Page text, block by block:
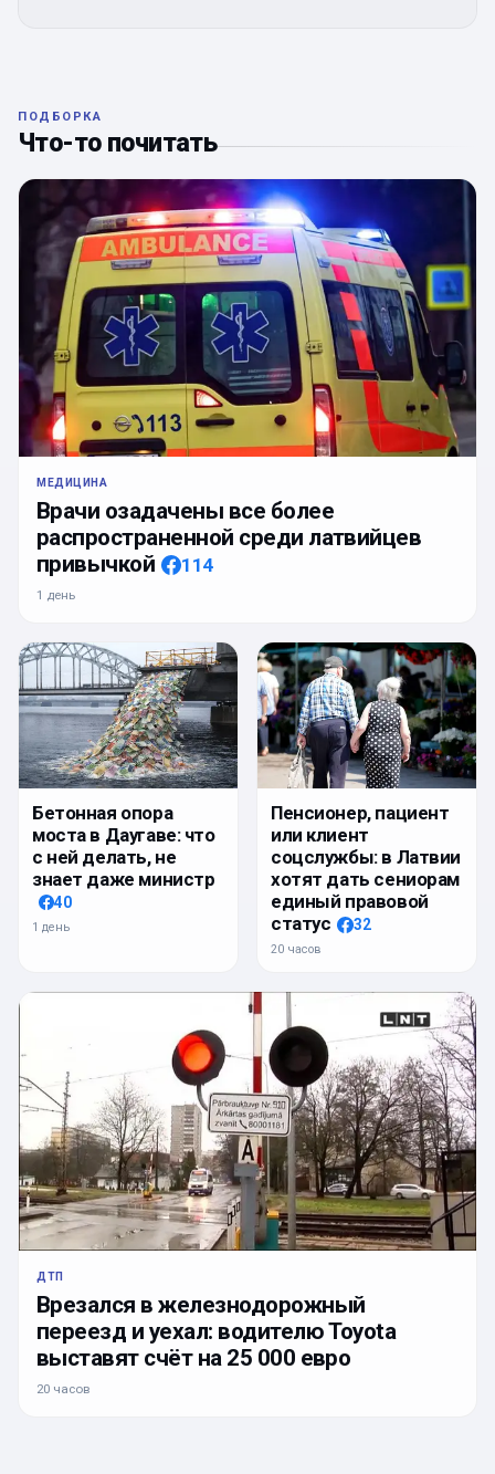
ПОДБОРКА
Что-то почитать
МЕДИЦИНА
Врачи озадачены все более
распространенной среди латвийцев
привычкой
114
1 день
Бетонная опора
моста в Даугаве: что
с ней делать, не
знает даже министр
40
1 день
Пенсионер, пациент
или клиент
соцслужбы: в Латвии
хотят дать сениорам
единый правовой
статус
32
20 часов
ДТП
Врезался в железнодорожный
переезд и уехал: водителю Toyota
выставят счёт на 25 000 евро
20 часов